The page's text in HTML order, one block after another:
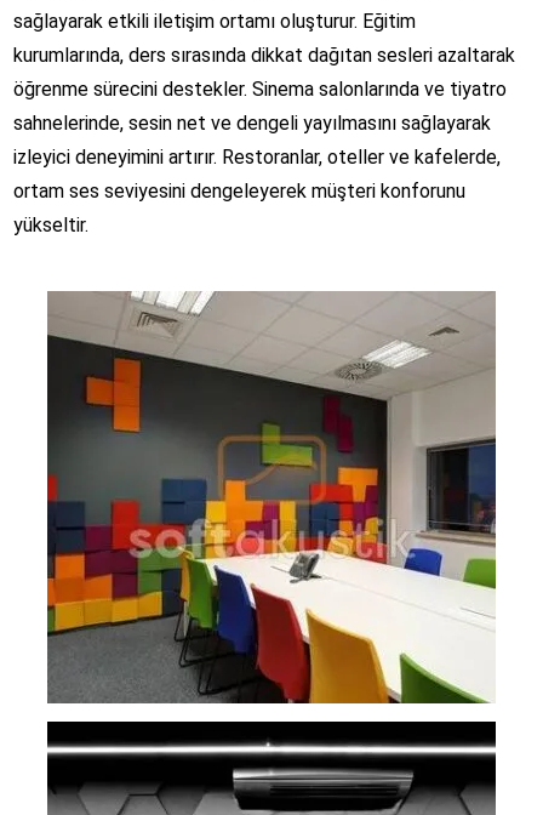
sağlayarak etkili iletişim ortamı oluşturur. Eğitim
kurumlarında, ders sırasında dikkat dağıtan sesleri azaltarak
öğrenme sürecini destekler. Sinema salonlarında ve tiyatro
sahnelerinde, sesin net ve dengeli yayılmasını sağlayarak
izleyici deneyimini artırır. Restoranlar, oteller ve kafelerde,
ortam ses seviyesini dengeleyerek müşteri konforunu
yükseltir.